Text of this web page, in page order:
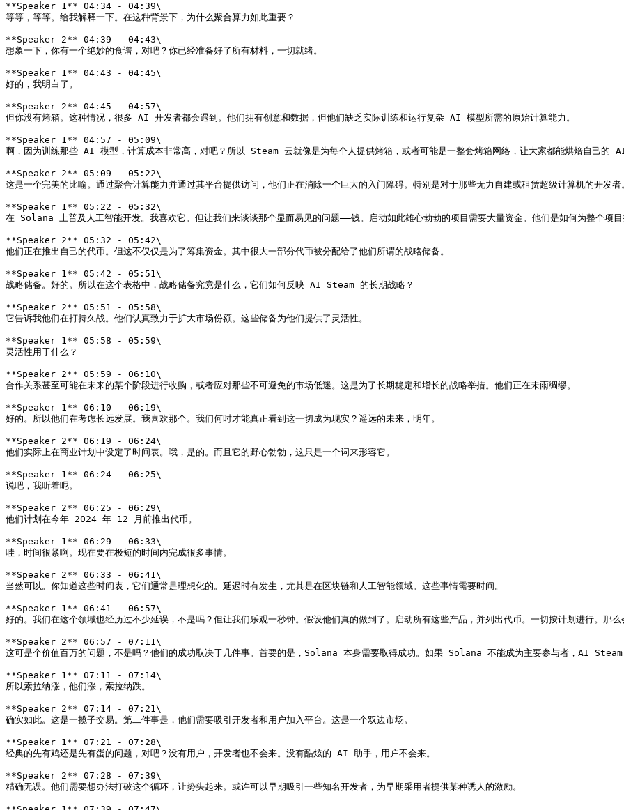
**Speaker 1** 04:34 - 04:39\
等等，等等。给我解释一下。在这种背景下，为什么聚合算力如此重要？
**Speaker 2** 04:39 - 04:43\
想象一下，你有一个绝妙的食谱，对吧？你已经准备好了所有材料，一切就绪。
**Speaker 1** 04:43 - 04:45\
好的，我明白了。
**Speaker 2** 04:45 - 04:57\
但你没有烤箱。这种情况，很多 AI 开发者都会遇到。他们拥有创意和数据，但他们缺乏实际训练和运行复杂 AI 模型所需的原始计算能力。
**Speaker 1** 04:57 - 05:09\
啊，因为训练那些 AI 模型，计算成本非常高，对吧？所以 Steam 云就像是为每个人提供烤箱，或者可能是一整套烤箱网络，让大家都能烘焙自己的
**Speaker 2** 05:09 - 05:22\
这是一个完美的比喻。通过聚合计算能力并通过其平台提供访问，他们正在消除一个巨大的入门障碍。特别是对于那些无力自建或租赁超级计算机的开发者
**Speaker 1** 05:22 - 05:32\
在 Solana 上普及人工智能开发。我喜欢它。但让我们来谈谈那个显而易见的问题——钱。启动如此雄心勃勃的项目需要大量资金。他们是如何为整个项
**Speaker 2** 05:32 - 05:42\
他们正在推出自己的代币。但这不仅仅是为了筹集资金。其中很大一部分代币被分配给了他们所谓的战略储备。
**Speaker 1** 05:42 - 05:51\
战略储备。好的。所以在这个表格中，战略储备究竟是什么，它们如何反映 AI Steam 的长期战略？
**Speaker 2** 05:51 - 05:58\
它告诉我他们在打持久战。他们认真致力于扩大市场份额。这些储备为他们提供了灵活性。
**Speaker 1** 05:58 - 05:59\
灵活性用于什么？
**Speaker 2** 05:59 - 06:10\
合作关系甚至可能在未来的某个阶段进行收购，或者应对那些不可避免的市场低迷。这是为了长期稳定和增长的战略举措。他们正在未雨绸缪。
**Speaker 1** 06:10 - 06:19\
好的。所以他们在考虑长远发展。我喜欢那个。我们何时才能真正看到这一切成为现实？遥远的未来，明年。
**Speaker 2** 06:19 - 06:24\
他们实际上在商业计划中设定了时间表。哦，是的。而且它的野心勃勃，这只是一个词来形容它。
**Speaker 1** 06:24 - 06:25\
说吧，我听着呢。
**Speaker 2** 06:25 - 06:29\
他们计划在今年 2024 年 12 月前推出代币。
**Speaker 1** 06:29 - 06:33\
哇，时间很紧啊。现在要在极短的时间内完成很多事情。
**Speaker 2** 06:33 - 06:41\
当然可以。你知道这些时间表，它们通常是理想化的。延迟时有发生，尤其是在区块链和人工智能领域。这些事情需要时间。
**Speaker 1** 06:41 - 06:57\
好的。我们在这个领域也经历过不少延误，不是吗？但让我们乐观一秒钟。假设他们真的做到了。启动所有这些产品，并列出代币。一切按计划进行。
**Speaker 2** 06:57 - 07:11\
这可是个价值百万的问题，不是吗？他们的成功取决于几件事。首要的是，Solana 本身需要取得成功。如果 Solana 不能成为主要参与者，AI
**Speaker 1** 07:11 - 07:14\
所以索拉纳涨，他们涨，索拉纳跌。
**Speaker 2** 07:14 - 07:21\
确实如此。这是一揽子交易。第二件事是，他们需要吸引开发者和用户加入平台。这是一个双边市场。
**Speaker 1** 07:21 - 07:28\
经典的先有鸡还是先有蛋的问题，对吧？没有用户，开发者也不会来。没有酷炫的 AI 助手，用户不会来。
**Speaker 2** 07:28 - 07:39\
精确无误。他们需要想办法打破这个循环，让势头起来。或许可以早期吸引一些知名开发者，为早期采用者提供某种诱人的激励。